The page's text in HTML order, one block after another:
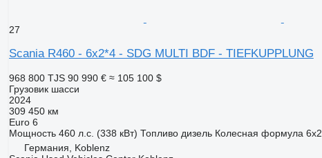
27
Scania R460 - 6x2*4 - SDG MULTI BDF - TIEFKUPPLUNG
968 800 TJS 90 990 € ≈ 105 100 $
Грузовик шасси
2024
309 450 км
Euro 6
Мощность 460 л.с. (338 кВт) Топливо дизель Колесная формула 6x2
Германия, Koblenz